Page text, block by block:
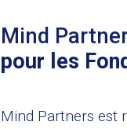
Mind
pour les
Mind Partners est